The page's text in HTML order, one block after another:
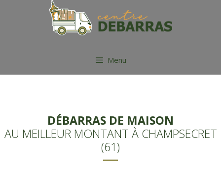
Menu
DÉBARRAS DE MAISON
AU MEILLEUR MONTANT À CHAMPSECRET
(61)